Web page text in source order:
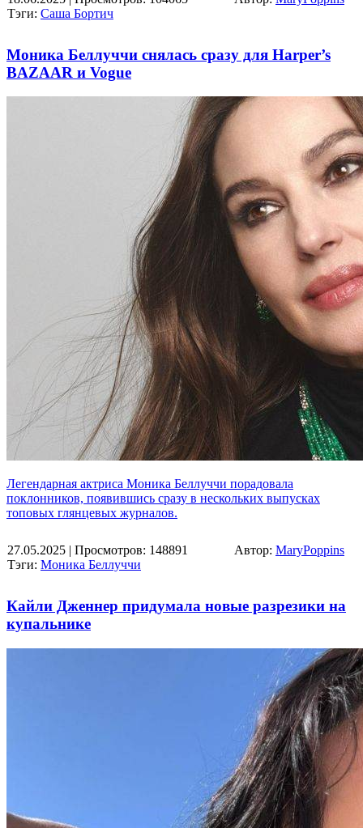
Тэги: Саша Бортич
Моника Беллуччи снялась сразу для Harper’s
BAZAAR и Vogue
Легендарная актриса Моника Беллуччи порадовала
поклонников, появившись сразу в нескольких выпусках
топовых глянцевых журналов.
27.05.2025 | Просмотров: 148891
Тэги: Моника Беллуччи
Автор: MaryPoppins
Кайли Дженнер придумала новые разрезики на
купальнике